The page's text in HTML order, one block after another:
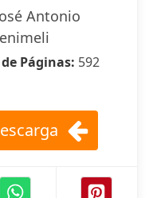
Antonio
Páginas: 592